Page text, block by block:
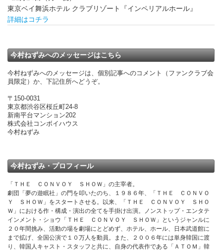
東京ベイ舞浜ホテル クラブリゾート『インペリアルホール』
詳細はコチラ
今村ねずみへのメッセージはこちら
今村ねずみへのメッセージは、個別記事へのコメント（ファンクラブ会
員限定）か、下記住所へどうぞ。
〒150-0031
東京都渋谷区桜丘町24-8
新南平台マンション202
株式会社コンボイハウス
今村ねずみ
今村ねずみ・プロフィール
「ＴＨＥ ＣＯＮＶＯＹ ＳＨＯＷ」の主宰者。
劇団「夢の遊眠社」の門を叩いたのち、１９８６年、「ＴＨＥ ＣＯＮＶＯ
Ｙ ＳＨＯＷ」をスタートさせる。以来、「ＴＨＥ ＣＯＮＶＯＹ ＳＨＯ
Ｗ」における作・構成・演出の全てを手掛け出演。ノンストップ・エンタテ
インメント・ショウ「ＴＨＥ ＣＯＮＶＯＹ ＳＨＯＷ」というジャンルに
２０年間挑み、活動の場を劇場にとどめず、ホテル、ホール、日本武道館に
まで拡げ、全国公演で１０万人を動員。また、２００６年には単身韓国に渡
り、韓国人キャスト・スタッフと共に、自身の代表作である「ＡＴＯＭ」韓